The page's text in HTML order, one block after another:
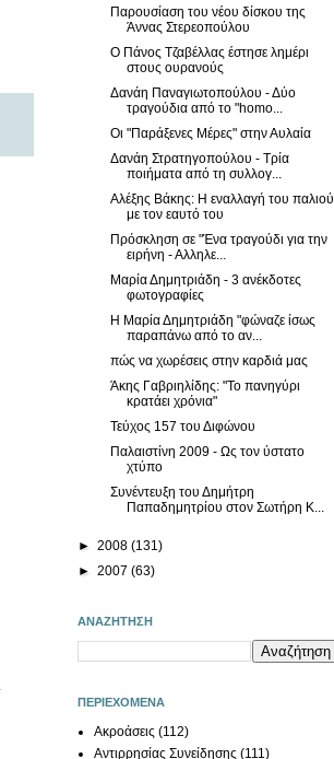
Παρουσίαση του νέου δίσκου της
Άννας Στερεοπούλου
Ο Πάνος Τζαβέλλας έστησε λημέρι
στους ουρανούς
Δανάη Παναγιωτοπούλου - Δύο
τραγούδια από το "homo...
Οι "Παράξενες Μέρες" στην Αυλαία
Δανάη Στρατηγοπούλου - Τρία
ποιήματα από τη συλλογ...
Αλέξης Βάκης: Η εναλλαγή του παλιού
με τον εαυτό του
Πρόσκληση σε "Ένα τραγούδι για την
ειρήνη - Αλληλε...
Μαρία Δημητριάδη - 3 ανέκδοτες
φωτογραφίες
Η Μαρία Δημητριάδη "φώναζε ίσως
παραπάνω από το αν...
πώς να χωρέσεις στην καρδιά μας
Άκης Γαβριηλίδης: "Το πανηγύρι
κρατάει χρόνια"
Τεύχος 157 του Διφώνου
Παλαιστίνη 2009 - Ως τον ύστατο
χτύπο
Συνέντευξη του Δημήτρη
Παπαδημητρίου στον Σωτήρη Κ...
► 2008 (131)
► 2007 (63)
ΑΝΑΖΗΤΗΣΗ
ΠΕΡΙΕΧΟΜΕΝΑ
Ακροάσεις (112)
Αντιρρησίας Συνείδησης (111)